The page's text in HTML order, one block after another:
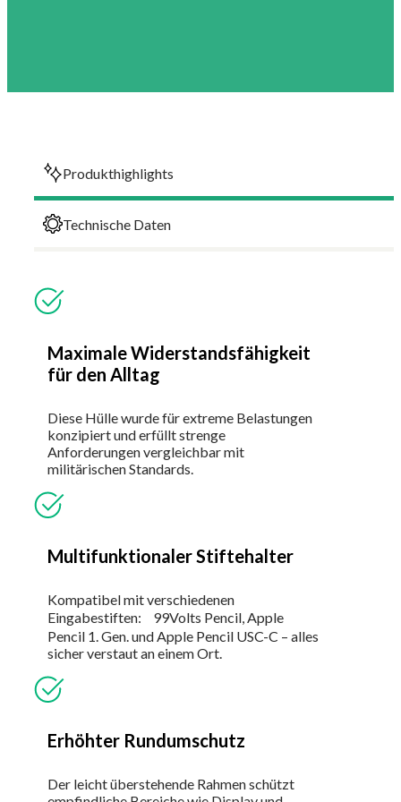
Produkthighlights
Technische Daten
Maximale Widerstandsfähigkeit
für den Alltag
Diese Hülle wurde für extreme Belastungen
konzipiert und erfüllt strenge
Anforderungen vergleichbar mit
militärischen Standards.
Multifunktionaler Stiftehalter
Kompatibel mit verschiedenen
Eingabestiften: 99Volts Pencil, Apple
Pencil 1. Gen. und Apple Pencil USC-C – alles
sicher verstaut an einem Ort.
Erhöhter Rundumschutz
Der leicht überstehende Rahmen schützt